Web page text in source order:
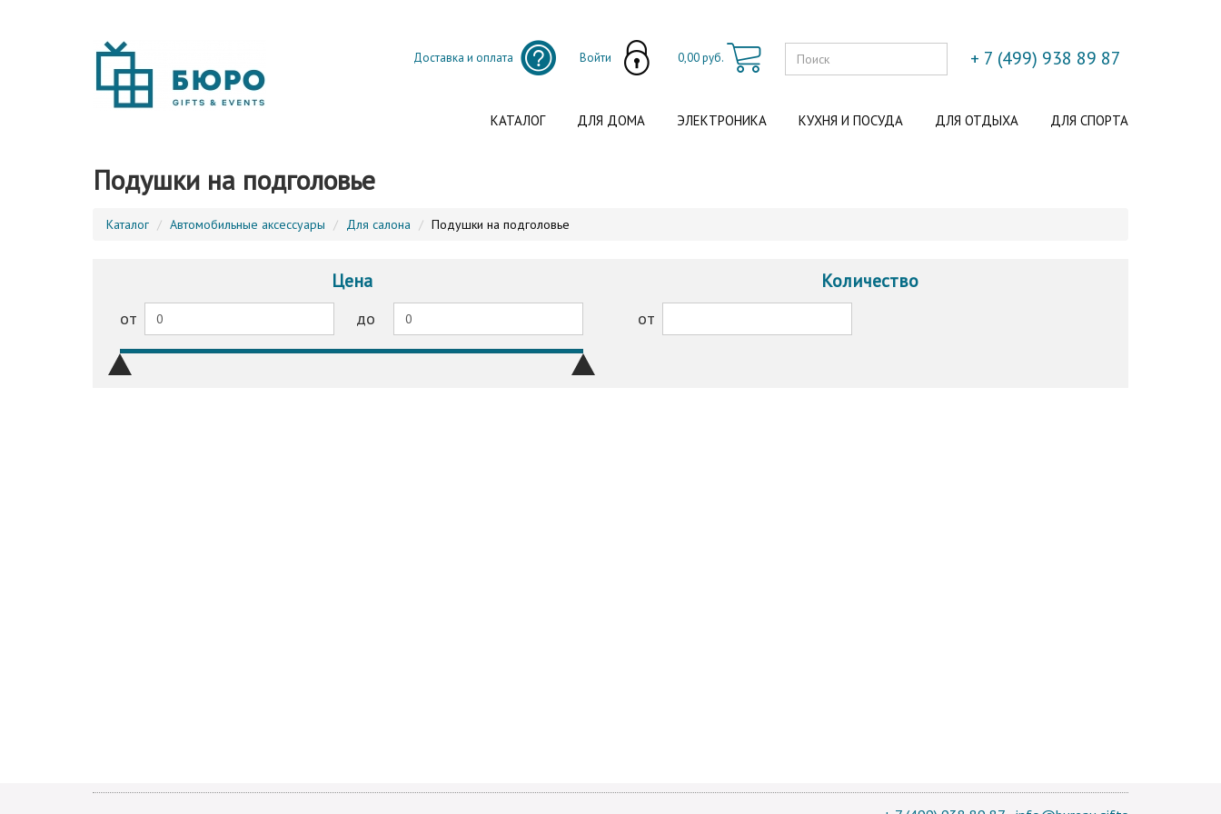
Доставка и оплата Войти 0,00 руб. + 7 (499) 938 89 87
КАТАЛОГ ДЛЯ ДОМА ЭЛЕКТРОНИКА КУХНЯ И ПОСУДА ДЛЯ ОТДЫХА ДЛЯ СПОРТА
Подушки на подголовье
Каталог Автомобильные аксессуары Для салона Подушки на подголовье
Цена
от до
Количество
от